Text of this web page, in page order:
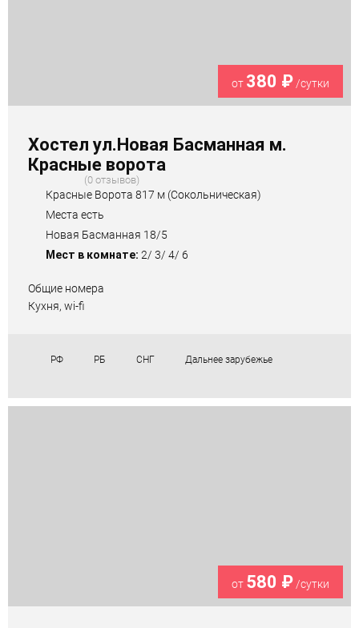
от 380 ₽/сутки
Хостел ул.Новая Басманная м.
Красные ворота
0 отзывов
Красные Ворота 817 м (Сокольническая)
Места есть
Новая Басманная 18/5
Мест в комнате: 2/ 3/ 4/ 6
Общие номера
Кухня, wi-fi
РФ РБ СНГ Дальнее зарубежье
от 580 ₽/сутки